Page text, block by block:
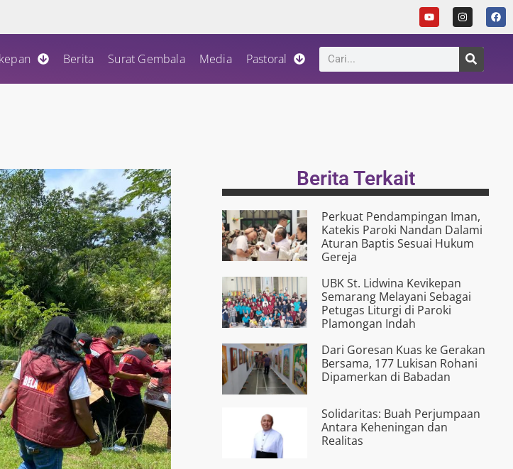
Berita Surat Gembala Media Pastoral
Berita Terkait
Perkuat Pendampingan Iman,
Katekis Paroki Nandan Dalami
Aturan Baptis Sesuai Hukum
Gereja
UBK St. Lidwina Kevikepan
Semarang Melayani Sebagai
Petugas Liturgi di Paroki
Plamongan Indah
Dari Goresan Kuas ke Gerakan
Bersama, 177 Lukisan Rohani
Dipamerkan di Babadan
Solidaritas: Buah Perjumpaan
Antara Keheningan dan
Realitas